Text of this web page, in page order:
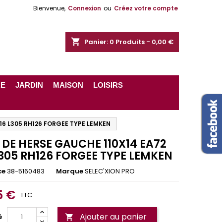
Bienvenue, Connexion ou Créez votre compte
shopping_cart Panier: 0 Produits - 0,00 €
JARDIN MAISON
LOISIRS
L305 RH126 FORGEE TYPE LEMKEN
HERSE GAUCHE 110X14 EA72
RH126 FORGEE TYPE LEMKEN
38-5160483 MarqueSELEC'XION PRO
€ TTC
 Ajouter au panier